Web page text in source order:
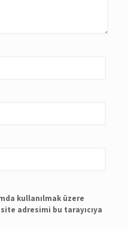
kullanılmak üzere
adresimi bu tarayıcıya